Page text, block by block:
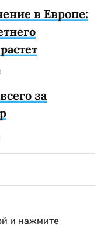
в Европе:
за
и нажмите